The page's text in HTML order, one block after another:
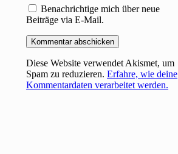
Benachrichtige mich über neue
Beiträge via E-Mail.
Diese Website verwendet Akismet, um
Spam zu reduzieren.Erfahre, wie deine
Kommentardaten verarbeitet werden.